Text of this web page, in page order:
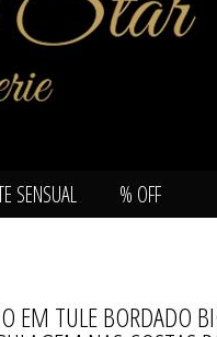
TODOS DE LINHA
SENSUAL
TODOS DE LINHA NOITE
% OFF
TODOS DE %
EM TULE BORDADO